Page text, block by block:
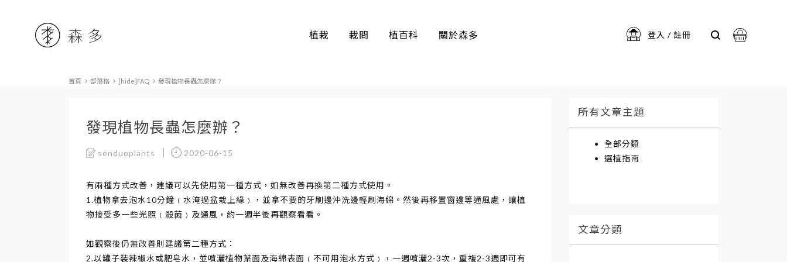
森
植栽 栽問 植百科 關於森多 登入 / 註冊
會員登入
首頁 部落格 [hide]FAQ 發現植物長蟲怎麼辦？
發現植物長蟲怎麼辦？
senduoplants 2020-06-15
有兩種方式改善，建議可以先使用第一種方式，如無改善再換第二種方式使用。
1.植物拿去泡水10分鐘﹙水淹過盆栽上緣﹚，並拿不要的牙刷邊沖洗邊輕刷海綿。然後再移置窗邊等通風處，讓植
物接受多一些光照﹙殺菌﹚及通風，約一週半後再觀察看看。
如觀察後仍無改善則建議第二種方式：
2.以罐子裝辣椒水或肥皂水，並噴灑植物葉面及海綿表面﹙不可用泡水方式﹚，一週噴灑2-3次，重複2-3週即可有
所有文章主題
全部分類
選植指南
文章分類